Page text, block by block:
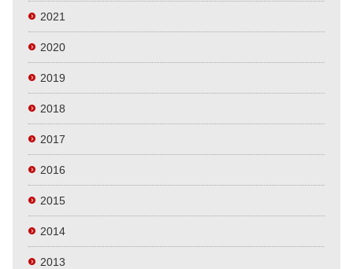
2021
2020
2019
2018
2017
2016
2015
2014
2013